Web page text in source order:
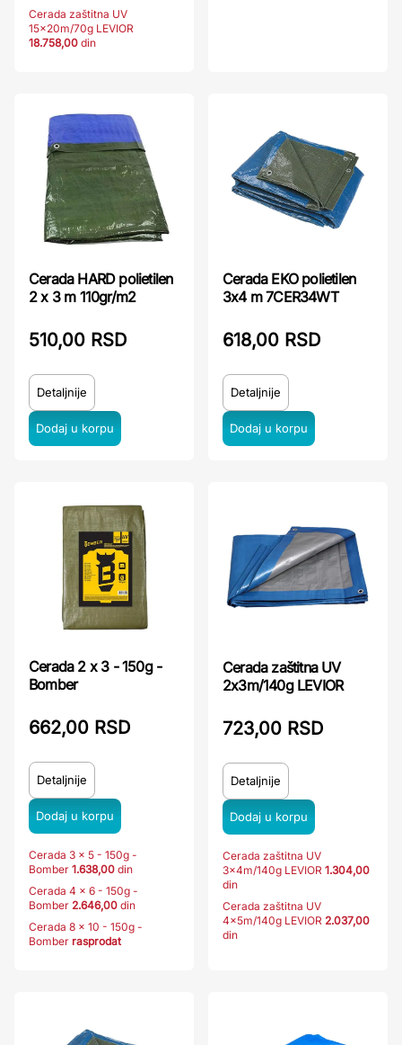
Cerada zaštitna UV
15x20m/70g LEVIOR
18.758,00 din
Cerada HARD polietilen
2 x 3 m 110gr/m2
510,00 RSD
Detaljnije
Cerada EKO polietilen
3x4 m 7CER34WT
618,00 RSD
Detaljnije
Cerada 2 x 3 - 150g -
Bomber
662,00 RSD
Detaljnije
Cerada 3 x 5 - 150g -
Bomber 1.638,00 din
Cerada 4 x 6 - 150g -
Bomber 2.646,00 din
Cerada 8 x 10 - 150g -
Bomber rasprodat
Cerada zaštitna UV
2x3m/140g LEVIOR
723,00 RSD
Detaljnije
Cerada zaštitna UV
3x4m/140g LEVIOR 1.304,00
din
Cerada zaštitna UV
4x5m/140g LEVIOR 2.037,00
din